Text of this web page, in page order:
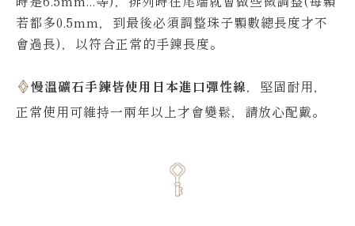
若都多0.5mm，到最後必須調整珠子顆數總長度才不
會過長)，以符合正常的手鍊長度。
慢溫礦石手鍊皆使用日本進口彈性線，堅固耐用，
正常使用可維持一兩年以上才會變鬆，請放心配戴。